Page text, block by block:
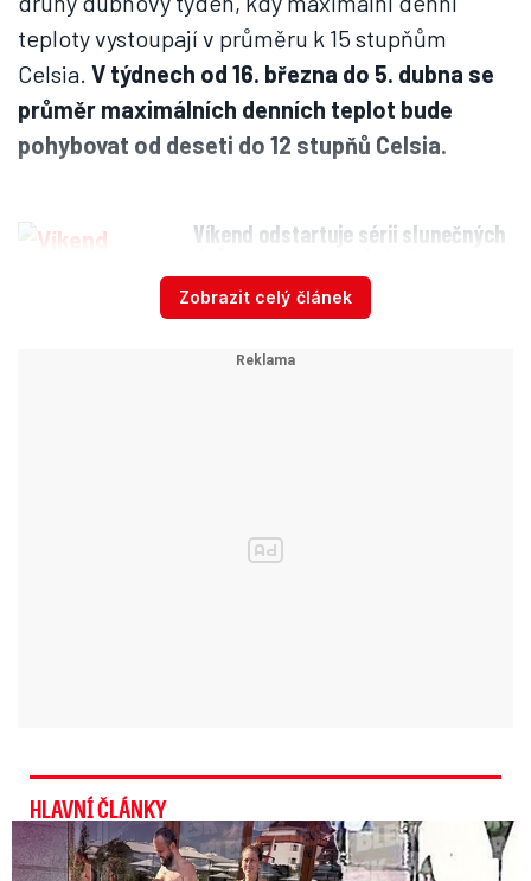
teploty vystoupají v průměru k 15 stupňům
Celsia. V týdnech od 16. března do 5. dubna se
průměr maximálních denních teplot bude
pohybovat od deseti do 12 stupňů Celsia.
Víkend odstartuje sérii slunečných
klíšťata
pravděpodobnější průměrný nebo slabě
napršelo a nasněžilo v roce 2001, kdy
meteorologové naměřili 76 litrů na metr
čtvereční.Nejméně srážek spadlo v roce 1974
Zobrazit celý článek
HLAVNÍ ČLÁNKY
Exministryně s Havránkem dováděli v Polsku: První slova!